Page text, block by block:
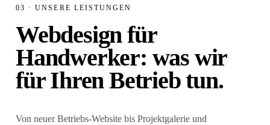
03 · UNSERE LEISTUNGEN
Webdesign für
Handwerker: was wir
für Ihren Betrieb tun.
Von neuer Betriebs-Website bis Projektgalerie und